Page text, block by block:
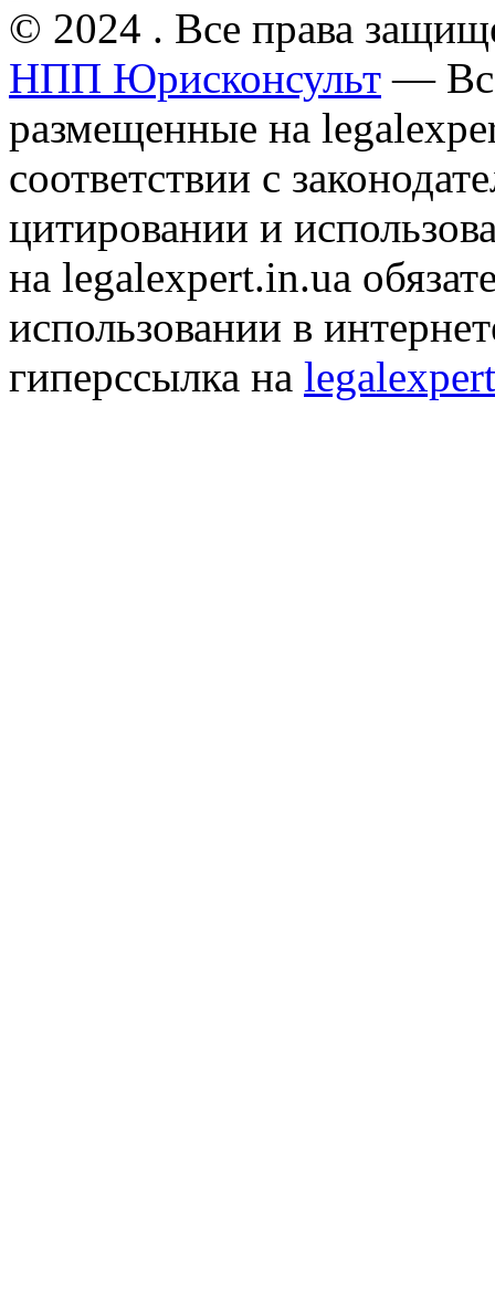
© 2024 . Все права
НПП Юрисконсульт —
размещенные на
соответствии с
цитировании и
на legalexpert.in.ua
использовании в
гиперссылка на